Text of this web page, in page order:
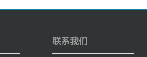
联系我们